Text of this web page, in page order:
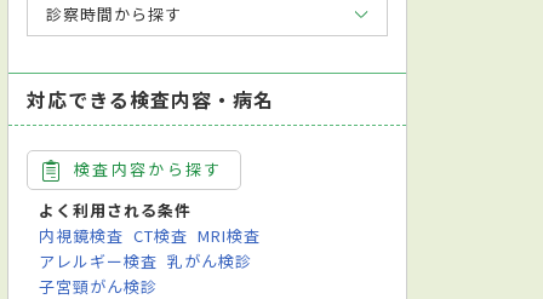
診察時間から探す
対応できる検査内容・病名
検査内容から探す
よく利用される条件
内視鏡検査 CT検査 MRI検査
アレルギー検査 乳がん検診
子宮頸がん検診